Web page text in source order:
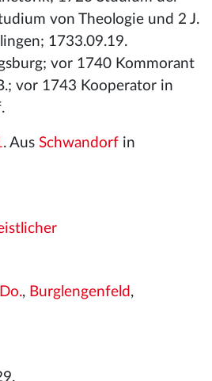
von Theologie und 2 J.
1733.09.19.
vor 1740 Kommorant
vor 1743 Kooperator in
. Aus Schwandorf in
, Burglengenfeld ,